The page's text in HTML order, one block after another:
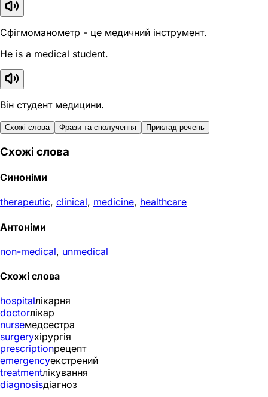
Сфігмоманометр - це медичний інструмент.
He is a medical student.
Він студент медицини.
Схожі слова Фрази та сполучення Приклад речень
Схожі слова
Синоніми
therapeutic, clinical, medicine, healthcare
Антоніми
non-medical, unmedical
Схожі слова
hospitalлікарня
doctorлікар
nurseмедсестра
surgeryхірургія
prescriptionрецепт
emergencyекстрений
treatmentлікування
diagnosisдіагноз